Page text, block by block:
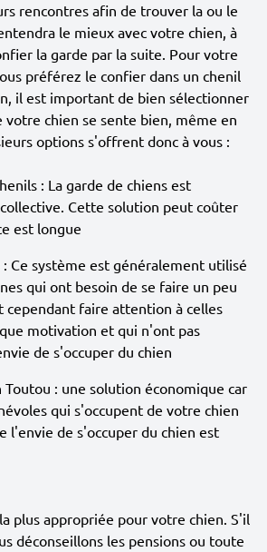
rencontres afin de trouver la ou le
le mieux avec votre chien, à
la garde par la suite. Pour votre
préférez le confier dans un chenil
il est important de bien sélectionner
chien se sente bien, même en
options s'offrent donc à vous :
: La garde de chiens est
Cette solution peut coûter
est longue
Ce système est généralement utilisé
qui ont besoin de se faire un peu
cependant faire attention à celles
motivation et qui n'ont pas
de s'occuper du chien
: une solution économique car
qui s'occupent de votre chien
l'envie de s'occuper du chien est
plus appropriée pour votre chien. S'il
déconseillons les pensions ou toute